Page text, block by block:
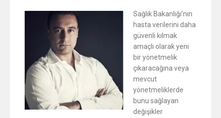
Sağlık Bakanlığı’nın
hasta verilerini daha
güvenli kılmak
amaçlı olarak yeni
bir yönetmelik
çıkaracağına veya
mevcut
yönetmeliklerde
bunu sağlayan
değişikler